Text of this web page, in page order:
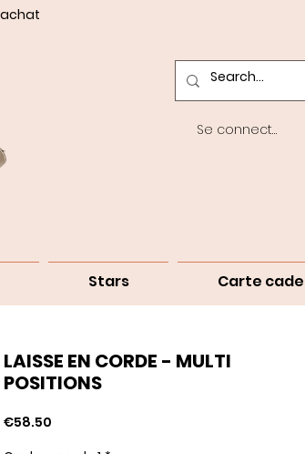
Se connecter
Stars Carte
LAISSE EN CORDE - MULTI
POSITIONS
€58.50